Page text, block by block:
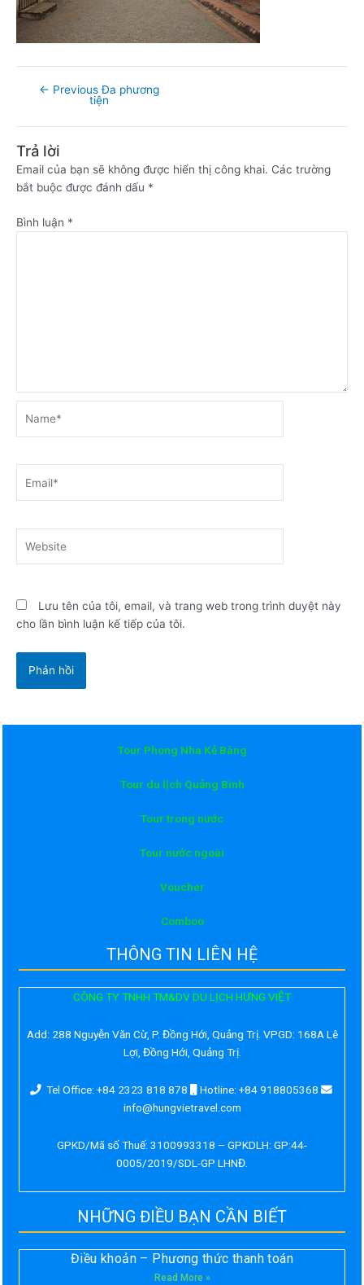
← Previous Đa phương
tiện
Trả lời
Email của bạn sẽ không được hiển thị công khai. Các trường
bắt buộc được đánh dấu *
Bình luận *
Lưu tên của tôi, email, và trang web trong trình duyệt này
cho lần bình luận kế tiếp của tôi.
Tour Phong Nha Kẻ Bàng
Tour du lịch Quảng Bình
Tour trong nước
Tour nước ngoài
Voucher
Comboo
THÔNG TIN LIÊN HỆ
CÔNG TY TNHH TM&DV DU LỊCH HƯNG VIỆT
Add: 288 Nguyễn Văn Cừ, P. Đồng Hới, Quảng Trị. VPGD: 168A Lê
Lợi, Đồng Hới, Quảng Trị.
Tel Office: +84 2323 818 878
Hotline: +84 918805368
info@hungvietravel.com
GPKD/Mã số Thuế: 3100993318 – GPKDLH: GP:44-
0005/2019/SDL-GP LHNĐ.
NHỮNG ĐIỀU BẠN CẦN BIẾT
Điều khoản – Phương thức thanh toán
Read More »